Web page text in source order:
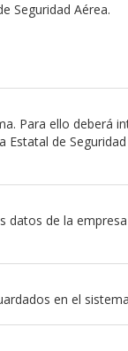
Seguridad Aérea.
Para ello deberá
de
de la
en el